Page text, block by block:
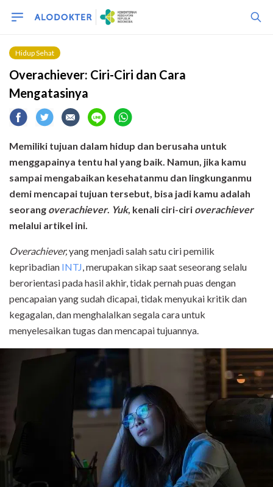
Hidup Sehat
Overachiever: Ciri-Ciri dan Cara
Mengatasinya
Memiliki tujuan dalam hidup dan berusaha untuk
menggapainya tentu hal yang baik. Namun, jika kamu
sampai mengabaikan kesehatanmu dan lingkunganmu
demi mencapai tujuan tersebut, bisa jadi kamu adalah
seorang overachiever. Yuk, kenali ciri-ciri overachiever
melalui artikel ini.
Overachiever,yang menjadi salah satu ciri pemilik
kepribadian INTJ, merupakan sikap saat seseorang selalu
berorientasi pada hasil akhir, tidak pernah puas dengan
pencapaian yang sudah dicapai, tidak menyukai kritik dan
kegagalan, dan menghalalkan segala cara untuk
menyelesaikan tugas dan mencapai tujuannya.